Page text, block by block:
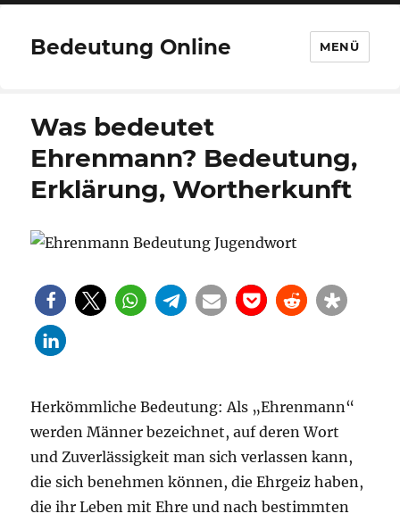
Bedeutung Online MENÜ
Was bedeutet
Ehrenmann? Bedeutung,
Erklärung, Wortherkunft
Herkömmliche Bedeutung: Als „Ehrenmann“
werden Männer bezeichnet, auf deren Wort
und Zuverlässigkeit man sich verlassen kann,
die sich benehmen können, die Ehrgeiz haben,
die ihr Leben mit Ehre und nach bestimmten